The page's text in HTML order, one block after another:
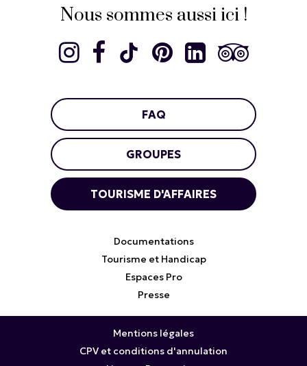
Nous sommes aussi ici !
FAQ
GROUPES
TOURISME D'AFFAIRES
Documentations
Tourisme et Handicap
Espaces Pro
Presse
Mentions légales
CPV et conditions d'annulation